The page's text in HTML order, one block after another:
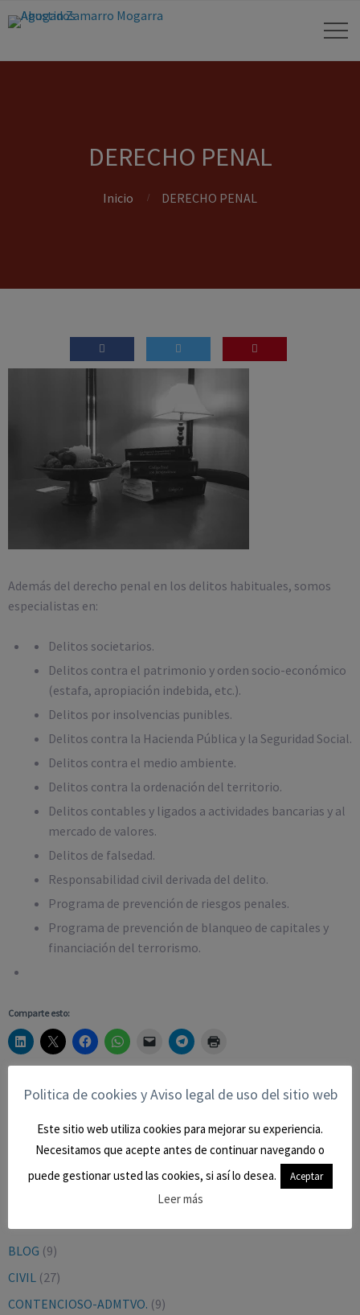
DERECHO PENAL
Inicio DERECHO PENAL
Además del derecho penal en los delitos habituales, somos
especialistas en:
Delitos societarios.
Delitos contra el patrimonio y orden socio-económico
(estafa, apropiación indebida, etc.).
Delitos por insolvencias punibles.
Delitos contra la Hacienda Pública y la Seguridad Social.
Delitos contra el medio ambiente.
Delitos contra la ordenación del territorio.
Delitos contables y ligados a actividades bancarias y al
mercado de valores.
Delitos de falsedad.
Responsabilidad civil derivada del delito.
Programa de prevención de riesgos penales.
Programa de prevención de blanqueo de capitales y
financiación del terrorismo.
Comparte esto:
BLOG (9)
CIVIL (27)
CONTENCIOSO-ADMTVO. (9)
Politica de cookies y Aviso legal de uso del sitio web
Este sitio web utiliza cookies para mejorar su experiencia.
Necesitamos que acepte antes de continuar navegando o
puede gestionar usted las cookies, si así lo desea.
Aceptar
Leer más